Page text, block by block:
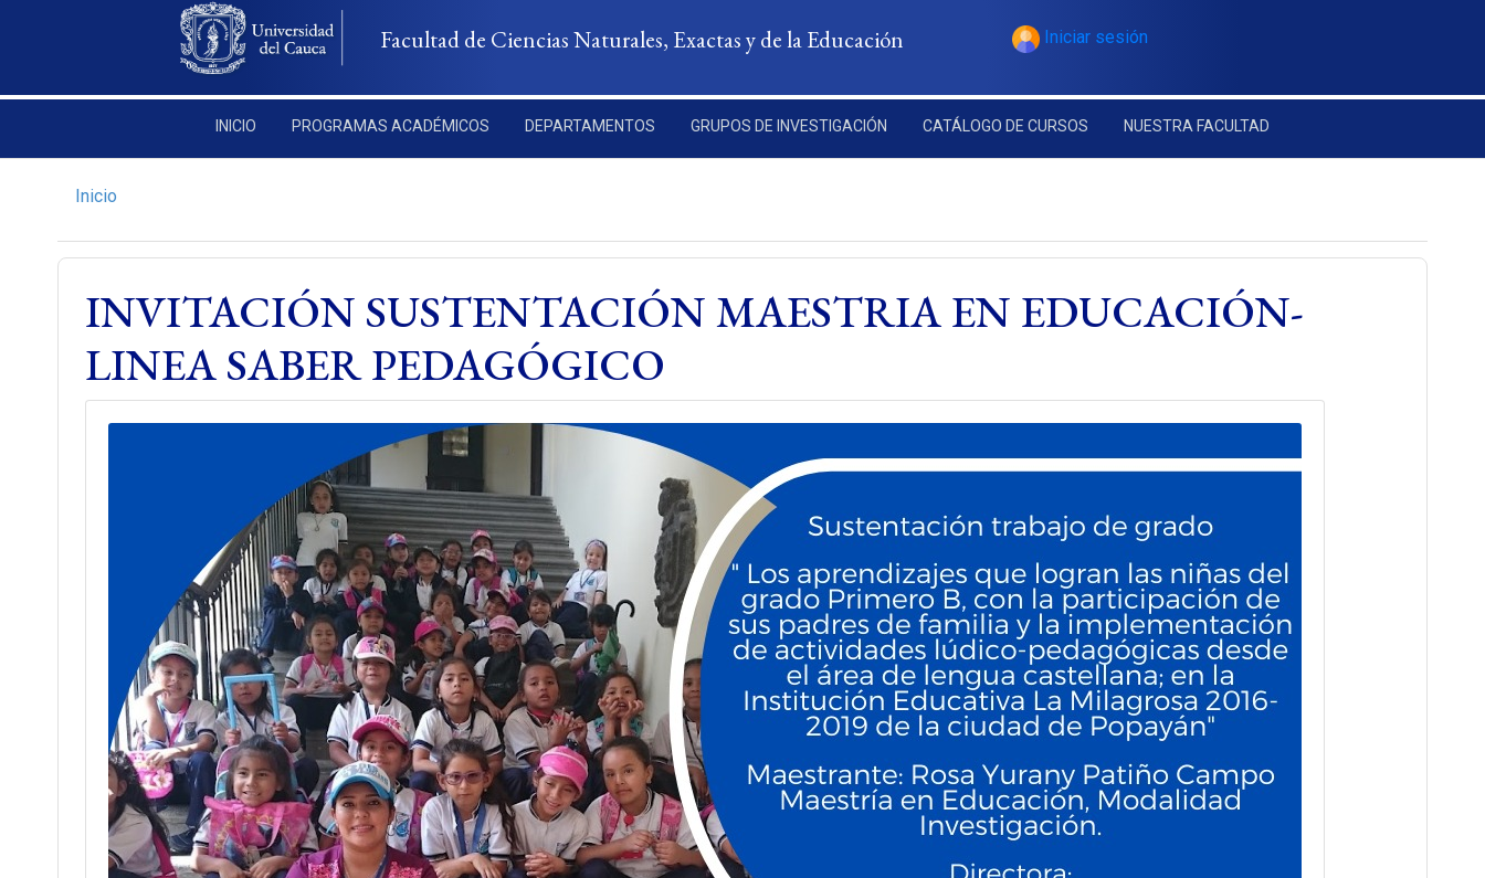
Pasar al contenido principal
Facultad de Ciencias Naturales, Exactas y de la Educación Iniciar sesión
INICIO PROGRAMAS ACADÉMICOS DEPARTAMENTOS GRUPOS DE INVESTIGACIÓN CATÁLOGO DE CURSOS NUESTRA FACULTAD
Inicio
INVITACIÓN SUSTENTACIÓN MAESTRIA EN EDUCACIÓN-
LINEA SABER PEDAGÓGICO